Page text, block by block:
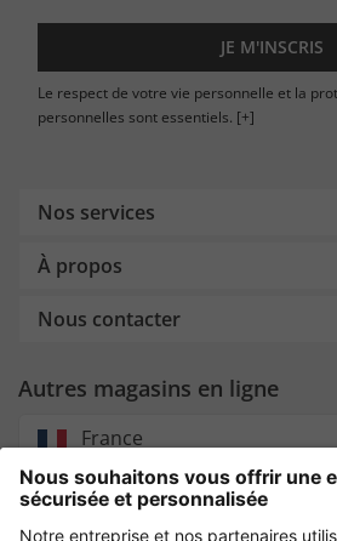
JE M'INSCRIS
Le respect de votre vie personnelle et la
personnelles sont essentiels. [+]
Nos services
À propos
Nous contacter
Autres magasins en ligne
France
Payment and Delivery